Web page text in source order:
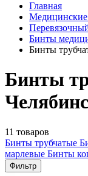
Главная
Медицинские
Бинты
Бинты
Бинты
11 товаров
Бинты трубчатые
марлевые Бинты
Фильтр